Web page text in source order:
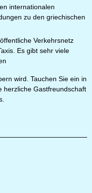
internationalen
zu den griechischen
Verkehrsnetz
Es gibt sehr viele
wird. Tauchen Sie ein in
herzliche Gastfreundschaft